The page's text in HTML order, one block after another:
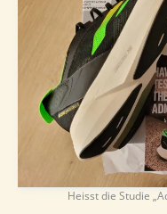
Heisst die Studie